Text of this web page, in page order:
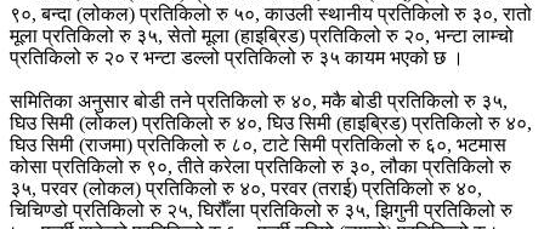
९०, बन्दा (लोकल) प्रतिकिलो रु ५०, काउली स्थानीय प्रतिकिलो रु ३०, रातो
मूला प्रतिकिलो रु ३५, सेतो मूला (हाइब्रिड) प्रतिकिलो रु २०, भन्टा लाम्चो
प्रतिकिलो रु २० र भन्टा डल्लो प्रतिकिलो रु ३५ कायम भएको छ ।
समितिका अनुसार बोडी तने प्रतिकिलो रु ४०, मकै बोडी प्रतिकिलो रु ३५,
घिउ सिमी (लोकल) प्रतिकिलो रु ४०, घिउ सिमी (हाइब्रिड) प्रतिकिलो रु ४०,
घिउ सिमी (राजमा) प्रतिकिलो रु ८०, टाटे सिमी प्रतिकिलो रु ६०, भटमास
कोसा प्रतिकिलो रु ९०, तीते करेला प्रतिकिलो रु ३०, लौका प्रतिकिलो रु
३५, परवर (लोकल) प्रतिकिलो रु ४०, परवर (तराई) प्रतिकिलो रु ४०,
चिचिण्डो प्रतिकिलो रु २५, घिरौँला प्रतिकिलो रु ३५, झिगुनी प्रतिकिलो रु